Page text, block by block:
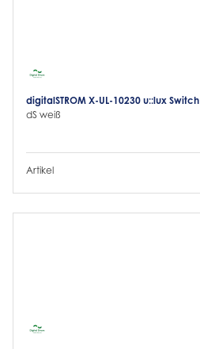
digitalSTROM X-UL-10230 u::lux Switch
dS weiß
Artikel